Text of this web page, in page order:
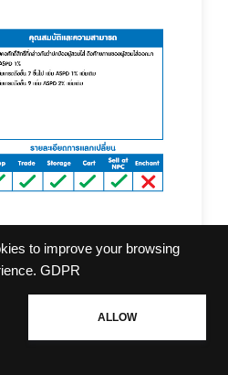
to improve your browsing
GDPR
ALLOW